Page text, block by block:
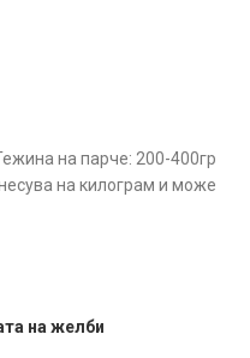
на парче: 200-400гр
на килограм и може
на желби